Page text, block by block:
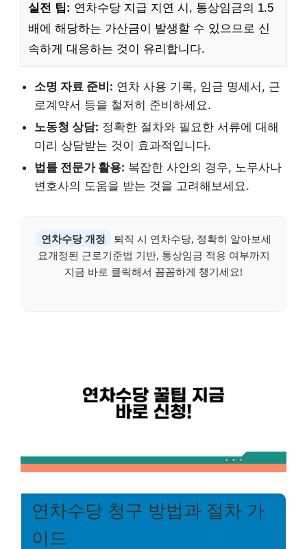
실전 팁: 연차수당 지급 지연 시, 통상임금의 1.5
배에 해당하는 가산금이 발생할 수 있으므로 신
속하게 대응하는 것이 유리합니다.
소명 자료 준비: 연차 사용 기록, 임금 명세서, 근
로계약서 등을 철저히 준비하세요.
노동청 상담: 정확한 절차와 필요한 서류에 대해
미리 상담받는 것이 효과적입니다.
법률 전문가 활용: 복잡한 사안의 경우, 노무사나
변호사의 도움을 받는 것을 고려해보세요.
연차수당 개정
퇴직 시 연차수당, 정확히 알아보세
요개정된 근로기준법 기반, 통상임금 적용 여부까지
지금 바로 클릭해서 꼼꼼하게 챙기세요!
연차수당 청구 방법과 절차 가
이드